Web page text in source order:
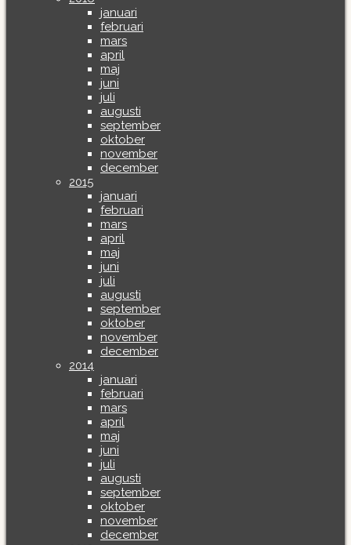
januari
februari
mars
april
maj
juni
juli
augusti
september
oktober
november
december
2015
januari
februari
mars
april
maj
juni
juli
augusti
september
oktober
november
december
2014
januari
februari
mars
april
maj
juni
juli
augusti
september
oktober
november
december